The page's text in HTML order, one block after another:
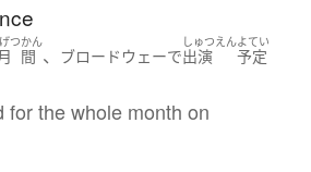
つかん
間 、 ブロードウェーで
しゅつえん
出演
よてい
予定
for the whole month on